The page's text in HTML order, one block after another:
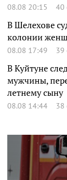
08.08 20:15 40
В Шелехове
колонии
08.08 17:49 39
В Куйтуне
мужчины,
летнему сыну
08.08 14:44 38